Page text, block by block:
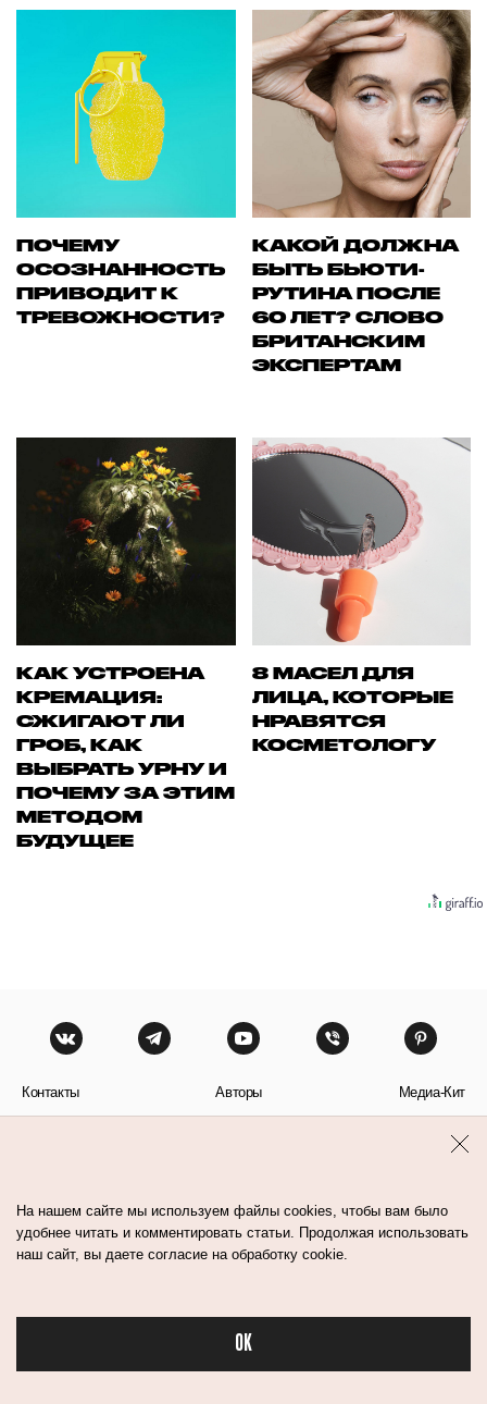
ПОЧЕМУ
ОСОЗНАННОСТЬ
ПРИВОДИТ К
ТРЕВОЖНОСТИ?
КАКОЙ ДОЛЖНА
БЫТЬ БЬЮТИ-
РУТИНА ПОСЛЕ
60 ЛЕТ? СЛОВО
БРИТАНСКИМ
ЭКСПЕРТАМ
КАК УСТРОЕНА
КРЕМАЦИЯ:
СЖИГАЮТ ЛИ
ГРОБ, КАК
ВЫБРАТЬ УРНУ И
ПОЧЕМУ ЗА ЭТИМ
МЕТОДОМ
БУДУЩЕЕ
8 МАСЕЛ ДЛЯ
ЛИЦА, КОТОРЫЕ
НРАВЯТСЯ
КОСМЕТОЛОГУ
Контакты Авторы Медиа-Кит
На нашем сайте мы используем файлы cookies, чтобы вам было
удобнее читать и комментировать статьи. Продолжая использовать
наш сайт, вы даете согласие на обработку cookie.
OK